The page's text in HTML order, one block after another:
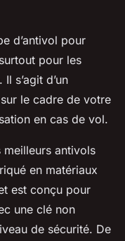
d’antivol pour
pour les
s’agit d’un
le cadre de votre
en cas de vol.
meilleurs antivols
en matériaux
est conçu pour
une clé non
de sécurité. De